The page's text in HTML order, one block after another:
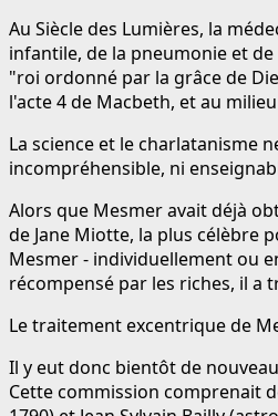
Au Siècle des Lumières, la
infantile, de la pneumonie et
"roi ordonné par la grâce de
l'acte 4 de Macbeth, et au
La science et le charlatanisme
incompréhensible, ni
Alors que Mesmer avait déjà
de Jane Miotte, la plus célèbre
Mesmer - individuellement ou
récompensé par les riches, il a
Le traitement excentrique de
Il y eut donc bientôt de
Cette commission comprenait